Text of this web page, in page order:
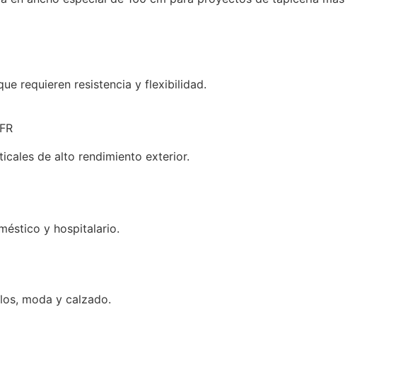
requieren resistencia y flexibilidad.
de alto rendimiento exterior.
y hospitalario.
moda y calzado.